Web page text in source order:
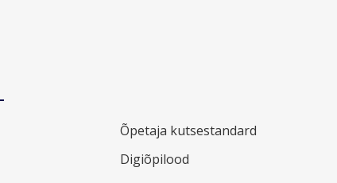
Õpetaja kutsestandard
Digiõpilood